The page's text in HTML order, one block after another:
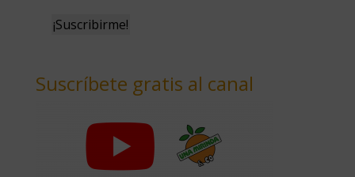
Suscríbete gratis al canal